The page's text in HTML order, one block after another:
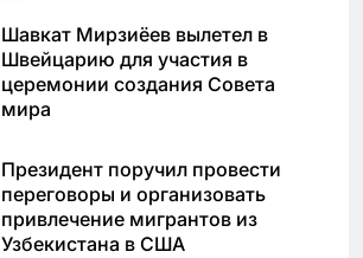
Шавкат Мирзиёев вылетел в
Швейцарию для участия в
церемонии создания Совета
мира
Президент поручил провести
переговоры и организовать
привлечение мигрантов из
Узбекистана в США